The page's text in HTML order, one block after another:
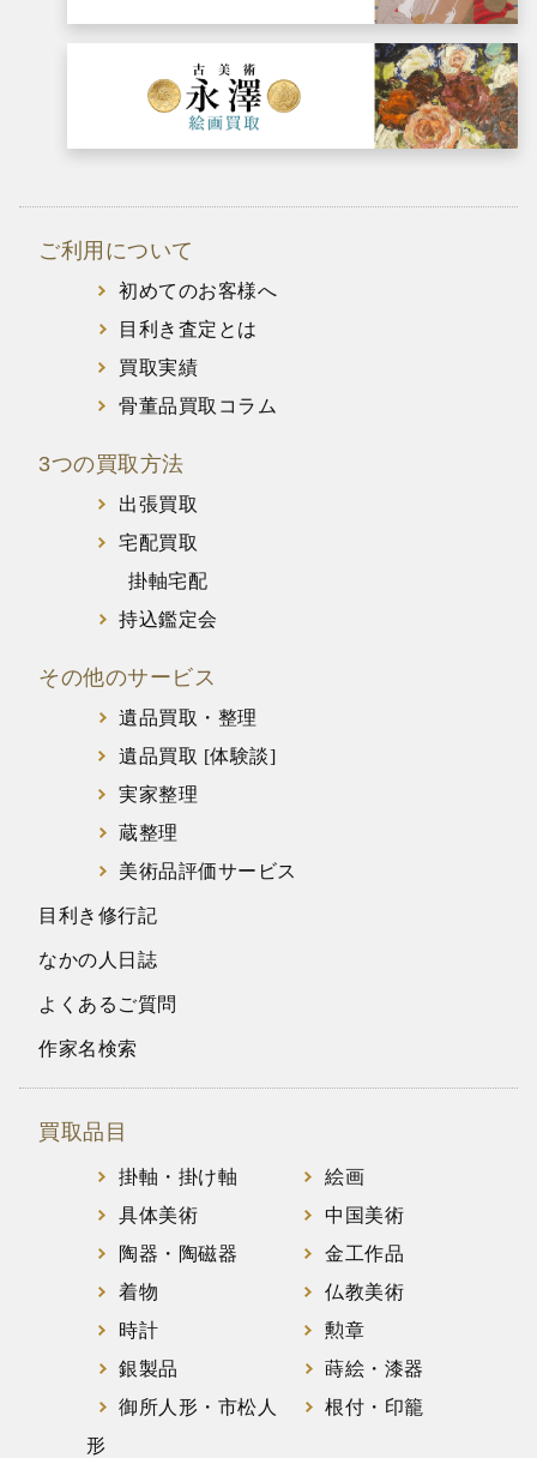
ご利用について
初めてのお客様へ
目利き査定とは
買取実績
骨董品買取コラム
3つの買取方法
出張買取
宅配買取
掛軸宅配
持込鑑定会
その他のサービス
遺品買取・整理
遺品買取 [体験談]
実家整理
蔵整理
美術品評価サービス
目利き修行記
なかの人日誌
よくあるご質問
作家名検索
買取品目
掛軸・掛け軸
絵画
具体美術
中国美術
陶器・陶磁器
金工作品
着物
仏教美術
時計
勲章
銀製品
蒔絵・漆器
御所人形・市松人
形
根付・印籠